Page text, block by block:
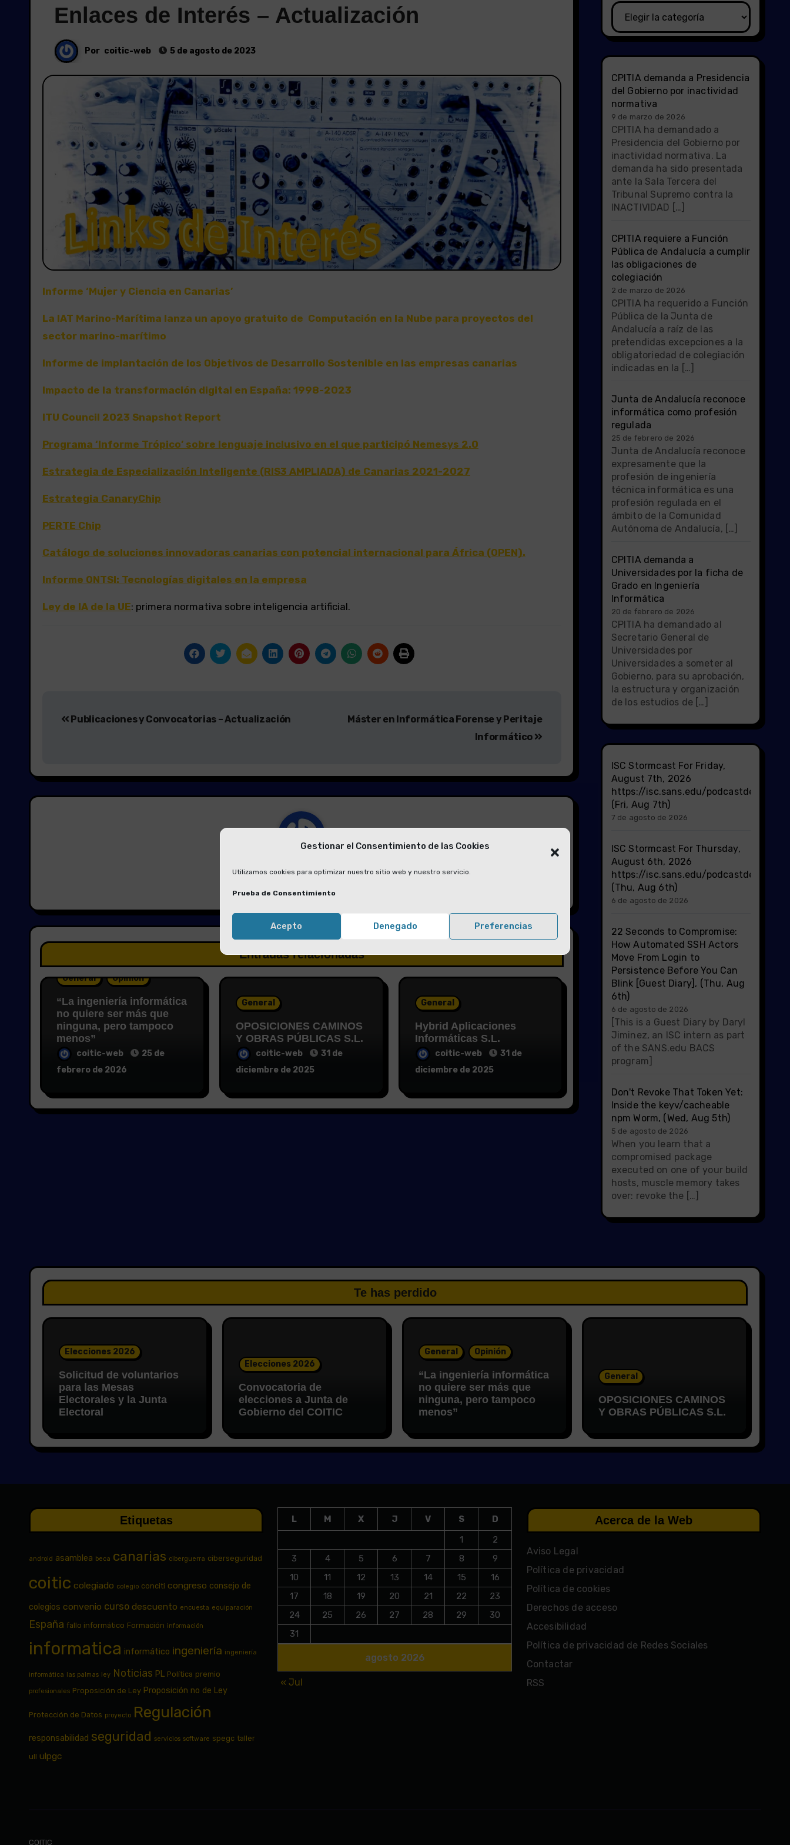
Gestionar el Consentimiento de las Cookies
Utilizamos cookies para optimizar nuestro sitio web y nuestro servicio.
Prueba de Consentimiento
Acepto Denegado Preferencias
Enlaces de Interés – Actualización
Por coitic-web 5 de agosto de 2023
Informe ‘Mujer y Ciencia en Canarias’
La IAT Marino-Marítima lanza un apoyo gratuito de Computación en la Nube para proyectos del
sector marino-marítimo
Informe de implantación de los Objetivos de Desarrollo Sostenible en las empresas canarias
Impacto de la transformación digital en España: 1998-2023
ITU Council 2023 Snapshot Report
Programa ‘Informe Trópico’ sobre lenguaje inclusivo en el que participó Nemesys 2.0
Estrategia de Especialización Inteligente (RIS3 AMPLIADA) de Canarias 2021-2027
Estrategia CanaryChip
PERTE Chip
Catálogo de soluciones innovadoras canarias con potencial internacional para África (OPEN).
Informe ONTSI: Tecnologías digitales en la empresa
Ley de IA de la UE: primera normativa sobre inteligencia artificial.
de
Publicaciones y Convocatorias – Actualización
Máster en Informática Forense y Peritaje
Informático
Porcoitic-web
Entradas relacionadas
General Opinión
“La ingeniería informática
no quiere ser más que
ninguna, pero tampoco
menos”
coitic-web
25 de
febrero de 2026
General
OPOSICIONES CAMINOS
Y OBRAS PÚBLICAS S.L.
coitic-web
31 de
diciembre de 2025
General
Hybrid Aplicaciones
Informáticas S.L.
coitic-web
31 de
diciembre de 2025
Categorías
CPITIA demanda a Presidencia
del Gobierno por inactividad
normativa
9 de marzo de 2026
CPITIA ha demandado a
Presidencia del Gobierno por
inactividad normativa. La
demanda ha sido presentada
ante la Sala Tercera del
Tribunal Supremo contra la
INACTIVIDAD […]
CPITIA requiere a Función
Pública de Andalucía a cumplir
las obligaciones de
colegiación
2 de marzo de 2026
CPITIA ha requerido a Función
Pública de la Junta de
Andalucía a raíz de las
pretendidas excepciones a la
obligatoriedad de colegiación
indicadas en la […]
Junta de Andalucía reconoce
informática como profesión
regulada
25 de febrero de 2026
Junta de Andalucía reconoce
expresamente que la
profesión de ingeniería
técnica informática es una
profesión regulada en el
ámbito de la Comunidad
Autónoma de Andalucía, […]
CPITIA demanda a
Universidades por la ficha de
Grado en Ingeniería
Informática
20 de febrero de 2026
CPITIA ha demandado al
Secretario General de
Universidades por
Universidades a someter al
Gobierno, para su aprobación,
la estructura y organización
de los estudios de […]
ISC Stormcast For Friday,
August 7th, 2026
https://isc.sans.edu/podcastdetail/
(Fri, Aug 7th)
7 de agosto de 2026
ISC Stormcast For Thursday,
August 6th, 2026
https://isc.sans.edu/podcastdetail/
(Thu, Aug 6th)
6 de agosto de 2026
22 Seconds to Compromise:
How Automated SSH Actors
Move From Login to
Persistence Before You Can
Blink [Guest Diary], (Thu, Aug
6th)
6 de agosto de 2026
[This is a Guest Diary by Daryl
Jiminez, an ISC intern as part
of the SANS.edu BACS
program]
Don't Revoke That Token Yet:
Inside the keyv/cacheable
npm Worm, (Wed, Aug 5th)
5 de agosto de 2026
When you learn that a
compromised package
executed on one of your build
hosts, muscle memory takes
over: revoke the […]
Te has perdido
Elecciones 2026
Solicitud de voluntarios
para las Mesas
Electorales y la Junta
Electoral
Elecciones 2026
Convocatoria de
elecciones a Junta de
Gobierno del COITIC
General Opinión
“La ingeniería informática
no quiere ser más que
ninguna, pero tampoco
menos”
General
OPOSICIONES CAMINOS
Y OBRAS PÚBLICAS S.L.
Etiquetas
android asamblea beca canarias ciberguerra ciberseguridad
coitic colegiado colegio conciti congreso consejo de
colegios convenio curso descuento encuesta equiparación
España fallo informático Formación información
informatica informático ingeniería ingeniería
informática las palmas ley Noticias PL Política premio
profesionales Proposición de Ley Proposición no de Ley
Protección de Datos proyecto Regulación
responsabilidad seguridad servicios software spegc taller
ull ulpgc
agosto 2026
L M X J V S
D
1
2
3
4 5 6 7 8
9
10
11 12 13 14 15
16
17
18 19 20 21 22
23
24
25 26 27 28 29
30
31
« Jul
Acerca de la Web
Aviso Legal
Política de privacidad
Política de cookies
Derechos de acceso
Accesibilidad
Política de privacidad de Redes Sociales
Contactar
RSS
COITIC